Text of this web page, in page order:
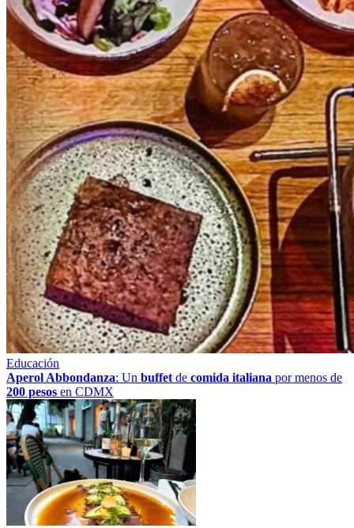
Educación
Aperol Abbondanza: Un buffet de comida italiana por menos de
200 pesos en CDMX